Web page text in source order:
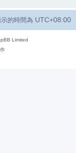
的時間為 UTC+08:00
Limited